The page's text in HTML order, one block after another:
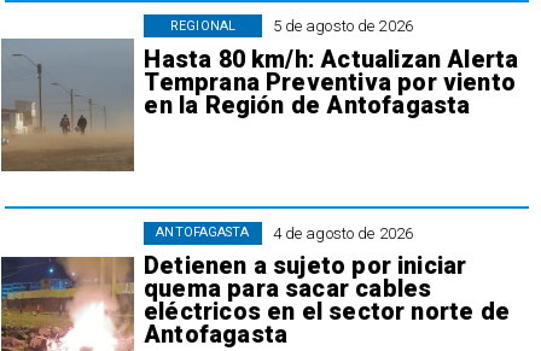
5 de agosto de 2026
Hasta 80 km/h: Actualizan Alerta
Temprana Preventiva por viento
en la Región de Antofagasta
REGIONAL
4 de agosto de 2026
Detienen a sujeto por iniciar
quema para sacar cables
eléctricos en el sector norte de
Antofagasta
ANTOFAGASTA